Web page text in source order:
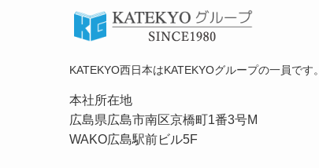
KATEKYO西日本はKATEKYOグループの一員です。
本社所在地
広島県広島市南区京橋町1番3号M
WAKO広島駅前ビル5F